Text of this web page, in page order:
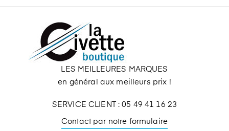
LES MEILLEURES MARQUES
en général aux meilleurs prix !
SERVICE CLIENT : 05 49 41 16 23
Contact par notre formulaire